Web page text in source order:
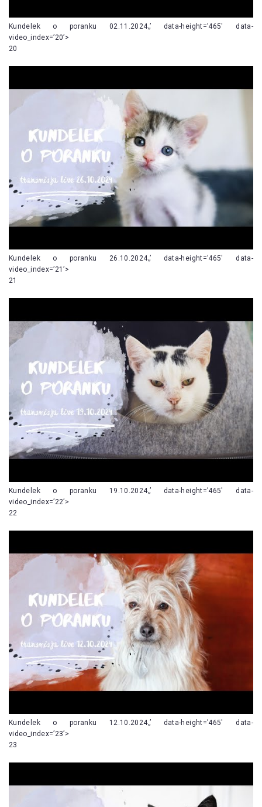
Kundelek o poranku 02.11.2024„’ data-height=’465′ data-
video_index=’20’>
20
Kundelek o poranku 26.10.2024„’ data-height=’465′ data-
video_index=’21’>
21
Kundelek o poranku 19.10.2024„’ data-height=’465′ data-
video_index=’22’>
22
Kundelek o poranku 12.10.2024„’ data-height=’465′ data-
video_index=’23’>
23